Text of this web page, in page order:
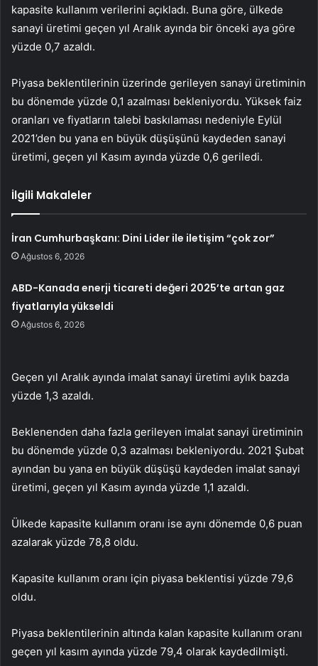
kapasite kullanım verilerini açıkladı. Buna göre, ülkede
sanayi üretimi geçen yıl Aralık ayında bir önceki aya göre
yüzde 0,7 azaldı.
Piyasa beklentilerinin üzerinde gerileyen sanayi üretiminin
bu dönemde yüzde 0,1 azalması bekleniyordu. Yüksek faiz
oranları ve fiyatların talebi baskılaması nedeniyle Eylül
2021’den bu yana en büyük düşüşünü kaydeden sanayi
üretimi, geçen yıl Kasım ayında yüzde 0,6 geriledi.
İlgili Makaleler
İran Cumhurbaşkanı: Dini Lider ile iletişim “çok zor”
Ağustos 6, 2026
ABD-Kanada enerji ticareti değeri 2025’te artan gaz
fiyatlarıyla yükseldi
Ağustos 6, 2026
Geçen yıl Aralık ayında imalat sanayi üretimi aylık bazda
yüzde 1,3 azaldı.
Beklenenden daha fazla gerileyen imalat sanayi üretiminin
bu dönemde yüzde 0,3 azalması bekleniyordu. 2021 Şubat
ayından bu yana en büyük düşüşü kaydeden imalat sanayi
üretimi, geçen yıl Kasım ayında yüzde 1,1 azaldı.
Ülkede kapasite kullanım oranı ise aynı dönemde 0,6 puan
azalarak yüzde 78,8 oldu.
Kapasite kullanım oranı için piyasa beklentisi yüzde 79,6
oldu.
Piyasa beklentilerinin altında kalan kapasite kullanım oranı
geçen yıl kasım ayında yüzde 79,4 olarak kaydedilmişti.